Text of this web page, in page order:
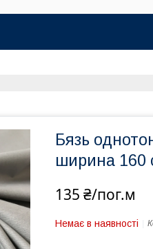
Бязь
ширина 160
135 ₴/пог.м
Немає в наявності